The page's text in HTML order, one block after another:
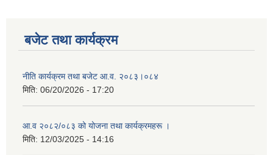
बजेट तथा कार्यक्रम
नीति कार्यक्रम तथा बजेट आ.व. २०८३।०८४
मिति: 06/20/2026 - 17:20
आ.व २०८२/०८३ को योजना तथा कार्यक्रमहरू ।
मिति: 12/03/2025 - 14:16